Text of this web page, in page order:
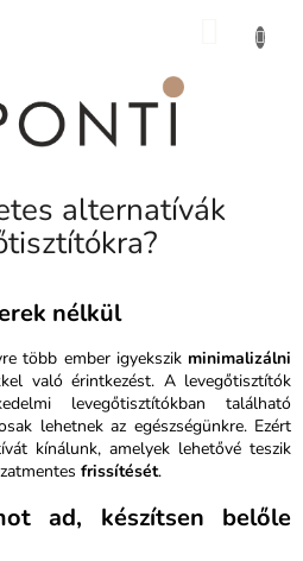
alternatívák
nélkül
több ember igyekszik minimalizálni
való érintkezést. A levegőtisztítók
levegőtisztítókban található
lehetnek az egészségünkre. Ezért
kínálunk, amelyek lehetővé teszik
frissítését.
ad, készítsen belőle